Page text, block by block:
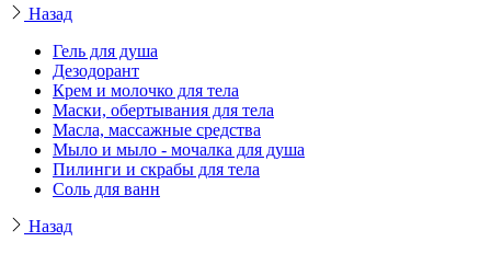
Назад
Гель для душа
Дезодорант
Крем и молочко для тела
Маски, обертывания для тела
Масла, массажные средства
Мыло и мыло - мочалка для душа
Пилинги и скрабы для тела
Соль для ванн
Назад